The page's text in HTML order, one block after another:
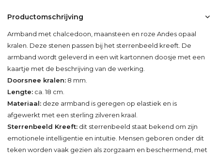
Productomschrijving
Armband met chalcedoon, maansteen en roze Andes opaal
kralen. Deze stenen passen bij het sterrenbeeld kreeft. De
armband wordt geleverd in een wit kartonnen doosje met een
kaartje met de beschrijving van de werking.
Doorsnee kralen: 8 mm.
Lengte: ca. 18 cm.
Materiaal: deze armband is geregen op elastiek en is
afgewerkt met een sterling zilveren kraal.
Sterrenbeeld Kreeft: dit sterrenbeeld staat bekend om zijn
emotionele intelligentie en intuïtie. Mensen geboren onder dit
teken worden vaak gezien als zorgzaam en beschermend, met